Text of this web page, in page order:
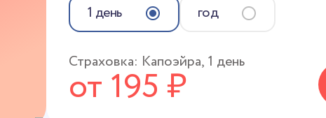
1 день год
Страховка: Капоэйра, 1 день
от195 ₽